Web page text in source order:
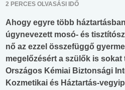
2 PERCES OLVASÁSI IDŐ
Ahogy egyre több
úgynevezett mosó- és
nő az ezzel összefüggő
megelőzésért a szülők is sokat
Országos Kémiai Biztonsági
Kozmetikai és Háztartás-